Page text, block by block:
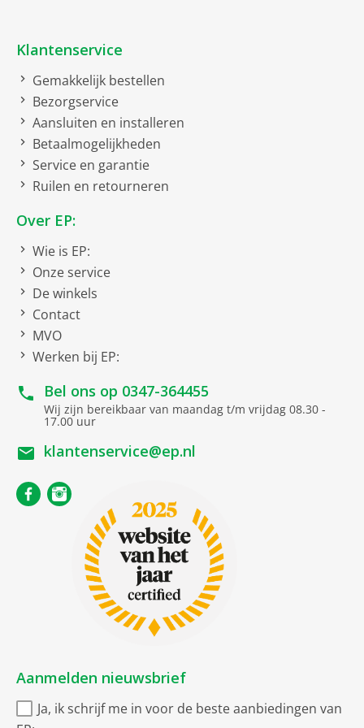
beveiliging van je gegevens.
Touch Screen display
Ontgrendeling via
gezichtsherkenning
Bruto afmetingen inclusief verpakking
bruto breedte
bruto diepte
bruto gewicht
Camera
Megapixels
Camera achterzijde
Electronische
beeldstabilisator
Geo-Tagging
Flitser
Camera voorzijde
12
Tweede hoofdcamera
Ultra groothoek
10-voudig
Comfort uitrusting
Versie 18
Klantenservice
Gemakkelijk bestellen
Bezorgservice
Aansluiten en installeren
Betaalmogelijkheden
Service en garantie
Ruilen en retourneren
Over EP:
Wie is EP:
Onze service
De winkels
Contact
MVO
Werken bij EP:
Bel ons op 0347-364455
Wij zijn bereikbaar van maandag t/m vrijdag 08.30 -
17.00 uur
klantenservice@ep.nl
Aanmelden nieuwsbrief
Ja, ik schrijf me in voor de beste aanbiedingen van